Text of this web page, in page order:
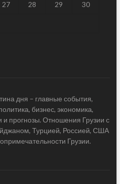
27 28 29 30
дня – главные события,
бизнес, экономика,
и прогнозы. Отношения Грузии с
Турцией, Россией, США
Грузии.